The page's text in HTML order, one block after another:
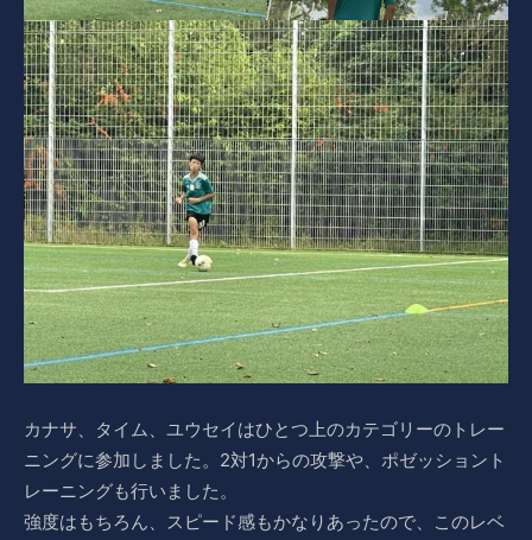
カナサ、タイム、ユウセイはひとつ上のカテゴリーのトレー
ニングに参加しました。2対1からの攻撃や、ポゼッショント
レーニングも行いました。
強度はもちろん、スピード感もかなりあったので、このレベ